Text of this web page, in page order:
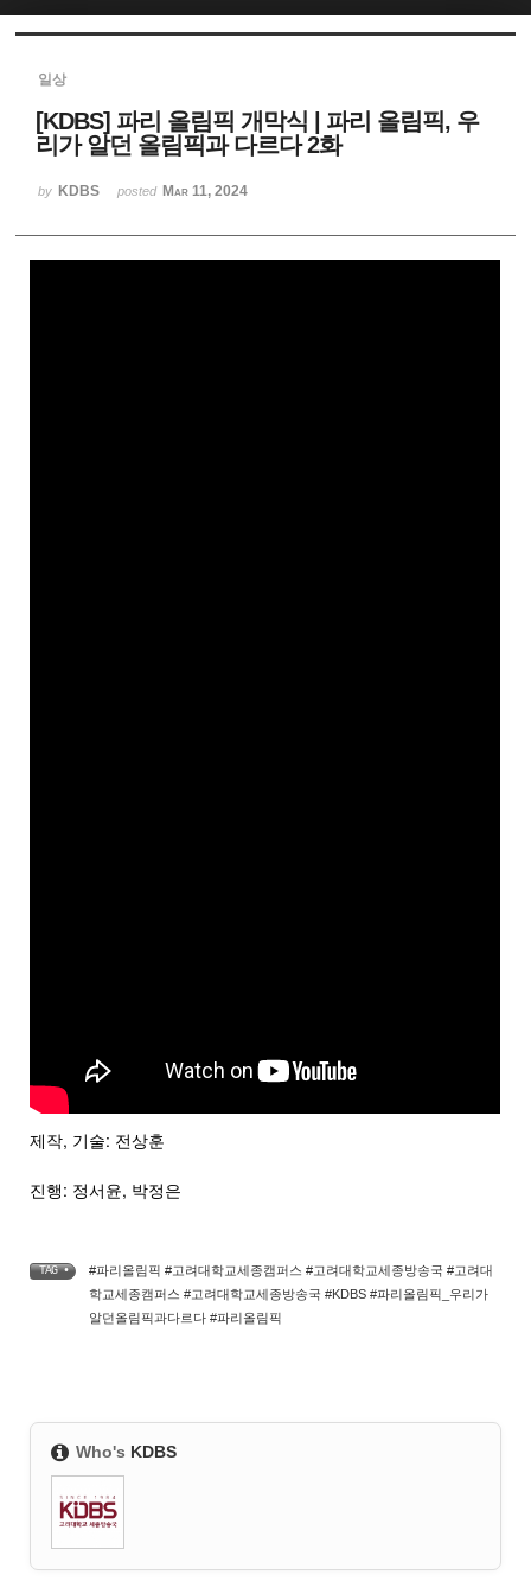
일상
[KDBS] 파리 올림픽 개막식 | 파리 올림픽, 우
리가 알던 올림픽과 다르다 2화
by KDBS posted Mar 11, 2024
제작, 기술: 전상훈
진행: 정서윤, 박정은
TAG •
#파리올림픽 #고려대학교세종캠퍼스 #고려대학교세종방송국 #고려대
학교세종캠퍼스 #고려대학교세종방송국 #KDBS #파리올림픽_우리가
알던올림픽과다르다 #파리올림픽
Who's KDBS
Sketchbook5, 스케치북5
Sketchbook5, 스케치북5